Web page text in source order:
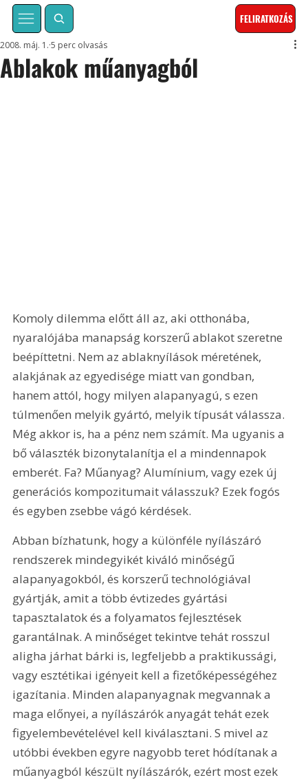
FELIRATKOZÁS
Ablakok műanyagból
2008. máj. 1. 5 perc olvasás
Komoly dilemma előtt áll az, aki otthonába,
nyaralójába manapság korszerű ablakot szeretne
beépíttetni. Nem az ablaknyílások méretének,
alakjának az egyedisége miatt van gondban,
hanem attól, hogy milyen alapanyagú, s ezen
túlmenően melyik gyártó, melyik típusát válassza.
Még akkor is, ha a pénz nem számít. Ma ugyanis a
bő választék bizonytalanítja el a mindennapok
emberét. Fa? Műanyag? Alumínium, vagy ezek új
generációs kompozitumait válasszuk? Ezek fogós
és egyben zsebbe vágó kérdések.
Abban bízhatunk, hogy a különféle nyílászáró
rendszerek mindegyikét kiváló minőségű
alapanyagokból, és korszerű technológiával
gyártják, amit a több évtizedes gyártási
tapasztalatok és a folyamatos fejlesztések
garantálnak. A minőséget tekintve tehát rosszul
aligha járhat bárki is, legfeljebb a praktikussági,
vagy esztétikai igényeit kell a fizetőképességéhez
igazítania. Minden alapanyagnak megvannak a
maga előnyei, a nyílászárók anyagát tehát ezek
figyelembevételével kell kiválasztani. S mivel az
utóbbi években egyre nagyobb teret hódítanak a
műanyagból készült nyílászárók, ezért most ezek